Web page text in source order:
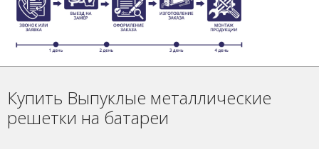
Купить Выпуклые металлические
решетки на батареи